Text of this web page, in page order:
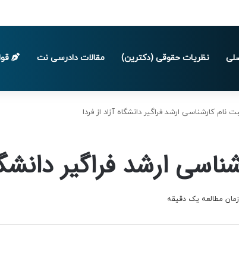
اظهارنامه‌های مالیاتی تا پایان تابستان 1405
نظریات حقوقی (دکترین) مقالات دادرسی نت
نام کارشناسی ارشد فراگیر دانشگاه آزاد از فردا
ارشد فراگیر
زمان مطالعه یک دقیقه